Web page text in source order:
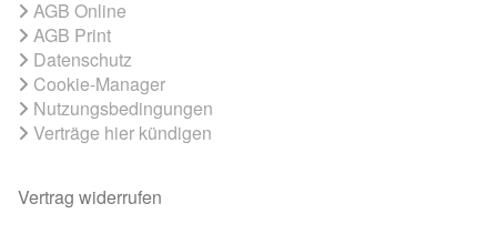
AGB Online
AGB Print
Datenschutz
Cookie-Manager
Nutzungsbedingungen
Verträge hier kündigen
Vertrag widerrufen